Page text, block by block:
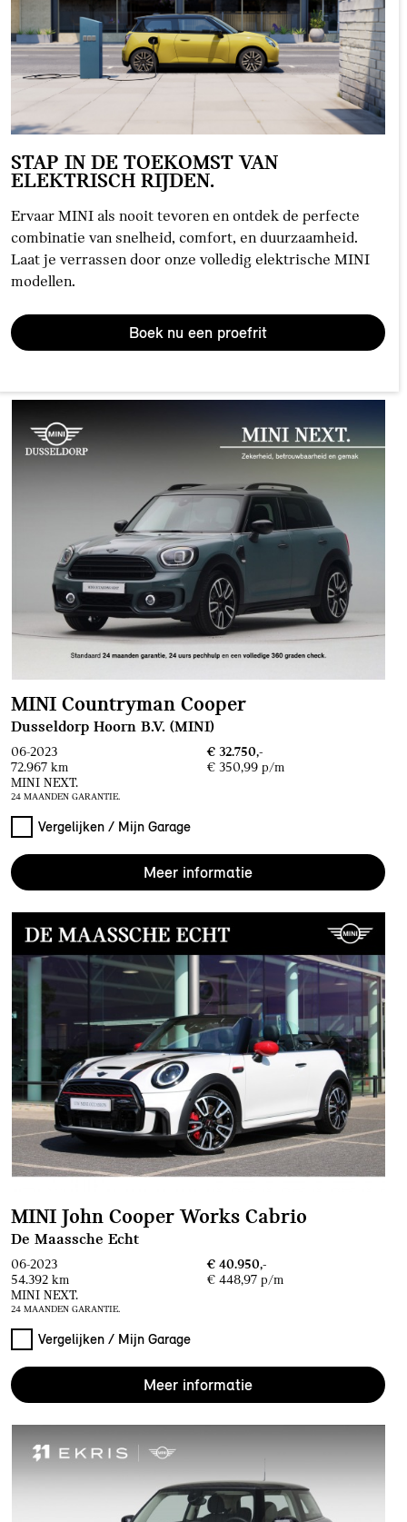
STAP IN DE TOEKOMST VAN
ELEKTRISCH RIJDEN.
Ervaar MINI als nooit tevoren en ontdek de perfecte
combinatie van snelheid, comfort, en duurzaamheid.
Laat je verrassen door onze volledig elektrische MINI
modellen.
Boek nu een proefrit
MINI Countryman Cooper
Dusseldorp Hoorn B.V. (MINI)
06-2023
€ 32.750,-
72.967 km
€ 350,99 p/m
MINI NEXT.
24 MAANDEN GARANTIE.
Vergelijken / Mijn Garage
Meer informatie
MINI John Cooper Works Cabrio
De Maassche Echt
06-2023
€ 40.950,-
54.392 km
€ 448,97 p/m
MINI NEXT.
24 MAANDEN GARANTIE.
Vergelijken / Mijn Garage
Meer informatie